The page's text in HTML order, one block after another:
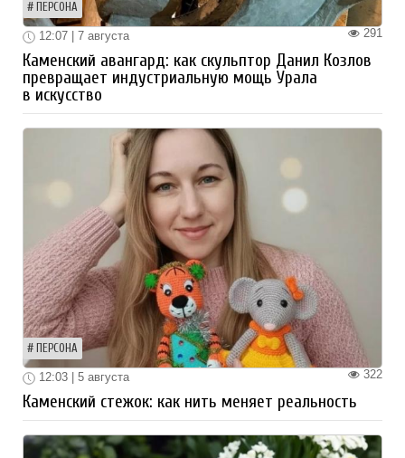
ПЕРСОНА
291
12:07 | 7 августа
Каменский авангард: как скульптор Данил Козлов
превращает индустриальную мощь Урала
в искусство
ПЕРСОНА
322
12:03 | 5 августа
Каменский стежок: как нить меняет реальность